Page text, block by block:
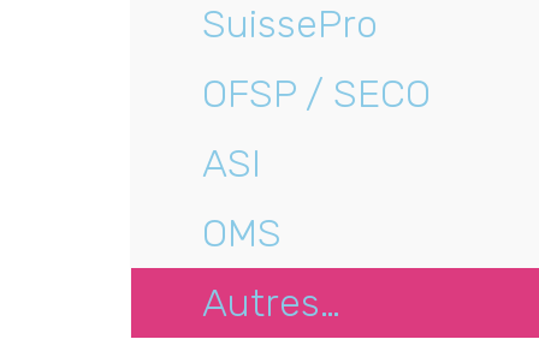
SuissePro
OFSP / SECO
ASI
OMS
Autres…